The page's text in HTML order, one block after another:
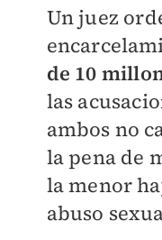
Un juez
de 10
las
ambos no
la pena de
la menor
abuso